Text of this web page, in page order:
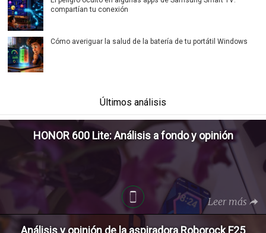
compartían tu conexión
Cómo averiguar la salud de la batería de tu portátil Windows
Últimos análisis
HONOR 600 Lite: Análisis a fondo y opinión
Leer más
Análisis y opinión de la aspiradora Roborock F25